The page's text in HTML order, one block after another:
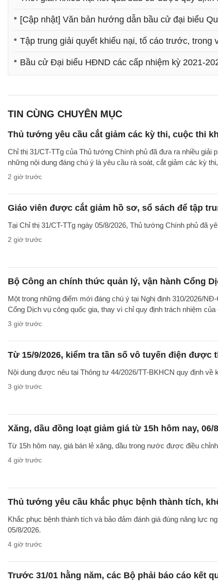
[Cập nhật] Văn bản hướng dẫn bầu cử đại biểu
Tập trung giải quyết khiếu nại, tố cáo trước, trong
Bầu cử Đại biểu HĐND các cấp nhiệm kỳ 2021-
TIN CÙNG CHUYÊN MỤC
Thủ tướng yêu cầu cắt giảm các kỳ thi, cuộc thi
Chỉ thị 31/CT-TTg của Thủ tướng Chính phủ đã đưa ra nhiều giải
những nội dung đáng chú ý là yêu cầu rà soát, cắt giảm các kỳ
2 giờ trước
Giáo viên được cắt giảm hồ sơ, sổ sách để tập
Tại Chỉ thị 31/CT-TTg ngày 05/8/2026, Thủ tướng Chính phủ đã
2 giờ trước
Bộ Công an chính thức quản lý, vận hành Cổng
Một trong những điểm mới đáng chú ý tại Nghị định 310/2026/
Cổng Dịch vụ công quốc gia, thay vì chỉ quy định trách nhiệm
3 giờ trước
Từ 15/9/2026, kiểm tra tần số vô tuyến điện được
Nội dung được nêu tại Thông tư 44/2026/TT-BKHCN quy định
3 giờ trước
Xăng, dầu đồng loạt giảm giá từ 15h hôm nay, 06/
Từ 15h hôm nay, giá bán lẻ xăng, dầu trong nước được điều
4 giờ trước
Thủ tướng yêu cầu khắc phục bệnh thành tích,
Khắc phục bệnh thành tích và bảo đảm đánh giá đúng năng lực
05/8/2026.
4 giờ trước
Trước 31/01 hằng năm, các Bộ phải báo cáo kết